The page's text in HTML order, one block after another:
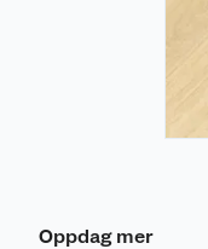
Oppdag mer